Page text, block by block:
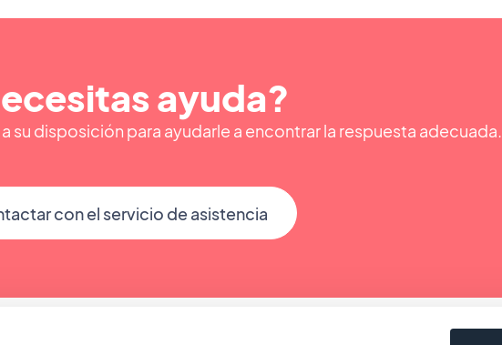
ayuda?
su disposición para ayudarle a encontrar la respuesta adecuada.
con el servicio de asistencia